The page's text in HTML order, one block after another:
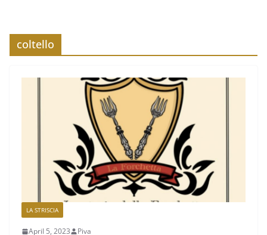
coltello
LA STRISCIA
April 5, 2023 Piva